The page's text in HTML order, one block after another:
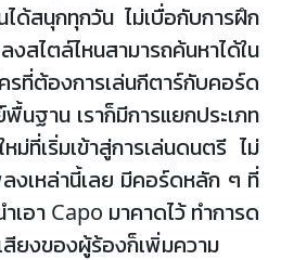
ด้สนุกทุกวัน ไม่เบื่อกับการฝึก
งสไตล์ไหนสามารถค้นหาได้ใน
ที่ต้องการเล่นกีตาร์กับคอร์ด
นฐาน เราก็มีการแยกประเภท
หม่ที่เริ่มเข้าสู่การเล่นดนตรี ไม่
งเหล่านี้เลย มีคอร์ดหลัก ๆ ที่
ำเอา Capo มาคาดไว้ ทำการด
สียงของผู้ร้องก็เพิ่มความ